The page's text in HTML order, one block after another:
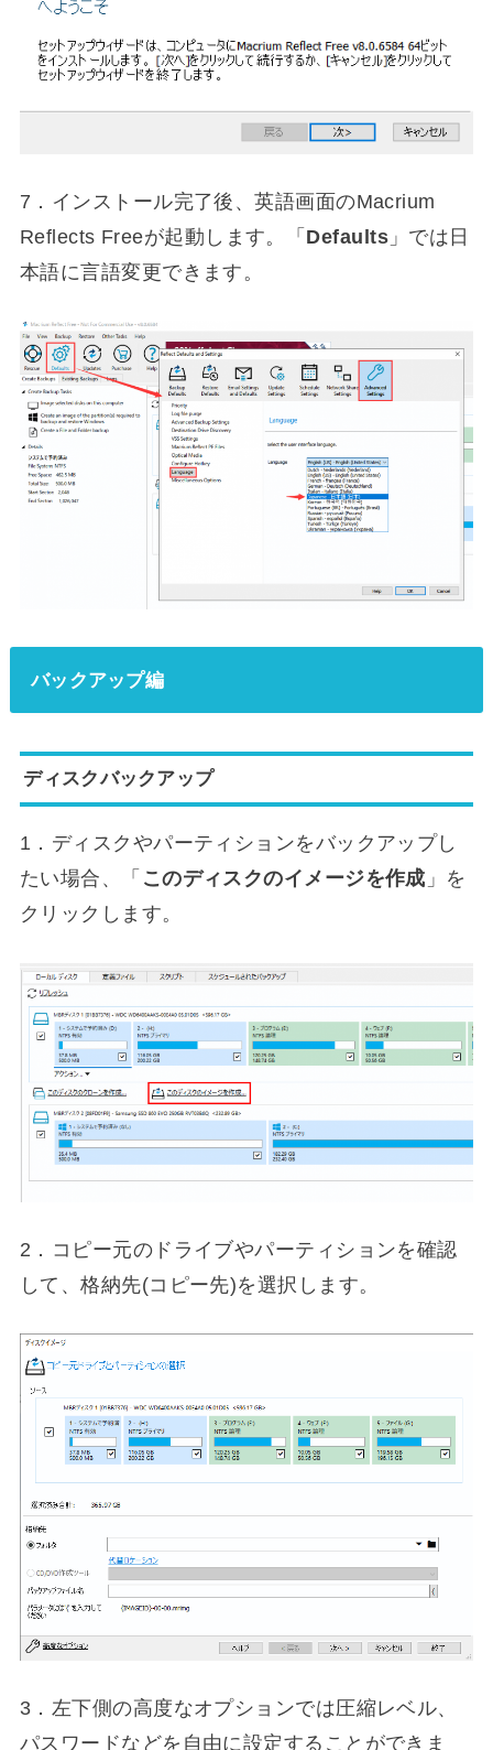
7．インストール完了後、英語画面のMacrium
Reflects Freeが起動します。「 Defaults」では日
本語に言語変更できます。
バックアップ編
ディスクバックアップ
1．ディスクやパーティションをバックアップし
たい場合、「 このディスクのイメージを作成 」を
クリックします。
2．コピー元のドライブやパーティションを確認
して、格納先(コピー先)を選択します。
3．左下側の高度なオプションでは圧縮レベル、
パスワードなどを自由に設定することができま